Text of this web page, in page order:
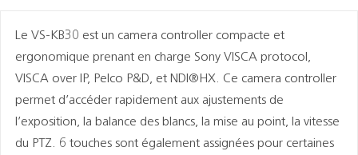
Le VS-KB30 est un camera controller compacte et
ergonomique prenant en charge Sony VISCA protocol,
VISCA over IP, Pelco P&D, et NDI®HX. Ce camera controller
permet d’accéder rapidement aux ajustements de
l’exposition, la balance des blancs, la mise au point, la vitesse
du PTZ. 6 touches sont également assignées pour certaines